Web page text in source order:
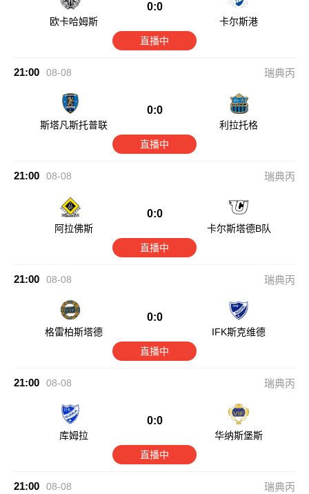
欧卡哈姆斯
0:0
卡尔斯港
直播中
21:00 08-08 瑞典丙
斯塔凡斯托普联
0:0
利拉托格
直播中
21:00 08-08 瑞典丙
阿拉佛斯
0:0
卡尔斯塔德B队
直播中
21:00 08-08 瑞典丙
格雷柏斯塔德
0:0
IFK斯克维德
直播中
21:00 08-08 瑞典丙
库姆拉
0:0
华纳斯堡斯
直播中
21:00 08-08 瑞典丙